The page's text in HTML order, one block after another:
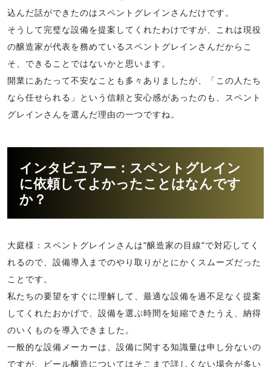
込んだ話ができたのはスペントグレインさんだけです。
そうして完璧な設備を提案してくれたわけですが、これは現役
の醸造家が代表を務めているスペントグレインさんだからこ
そ、できることではないかと思います。
開業にあたって不安なことも多々ありましたが、「この人たち
なら任せられる」という信頼と安心感があったのも、スペント
グレインさんを選んだ理由の一つですね。
インタビュアー：スペントグレイン
に依頼してよかったことはなんです
か？
大庭様：スペントグレインさんは“醸造家の目線”で対応してく
れるので、設備導入までのやり取りがとにかくスムーズだった
ことです。
私たちの要望をすぐに理解して、最適な設備を過不足なく提案
してくれたおかげで、設備を選ぶ時間を短縮できたうえ、納得
のいくものを導入できました。
一般的な設備メーカーは、設備に関する知識量は申し分ないの
ですが、ビール醸造についてはそこまで詳しくない場合が多い